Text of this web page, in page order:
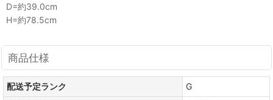
D=約39.0cm
H=約78.5cm
商品仕様
配送予定ランク
G